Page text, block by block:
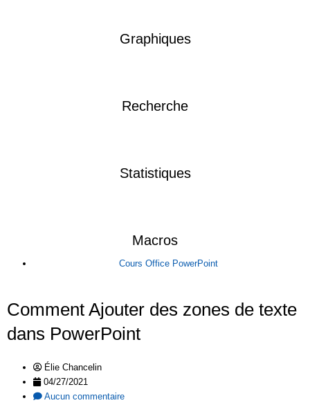
Graphiques
Recherche
Statistiques
Macros
Cours Office PowerPoint
Comment Ajouter des zones de texte
dans PowerPoint
Élie Chancelin
04/27/2021
Aucun commentaire